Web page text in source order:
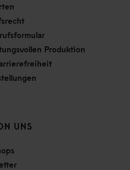
Produktion
UNS